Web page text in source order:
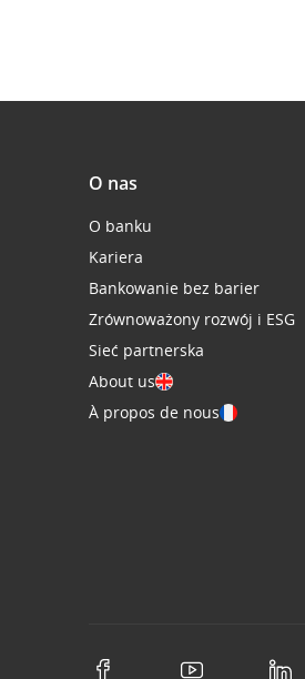
O nas
O banku
Kariera
Bankowanie bez barier
Zrównoważony rozwój i ESG
Sieć partnerska
About us
À propos de nous